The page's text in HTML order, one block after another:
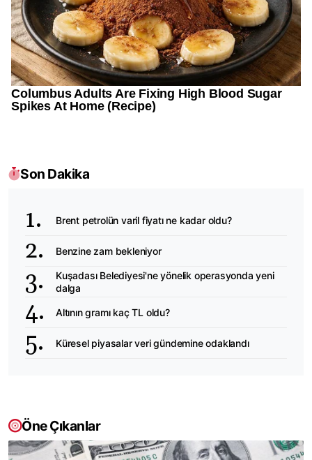
Son Dakika
Brent petrolün varil fiyatı ne kadar oldu?
Benzine zam bekleniyor
Kuşadası Belediyesi'ne yönelik operasyonda yeni
dalga
Altının gramı kaç TL oldu?
Küresel piyasalar veri gündemine odaklandı
Öne Çıkanlar